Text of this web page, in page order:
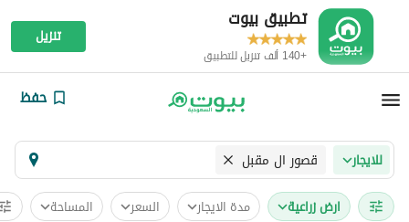
تطبيق بيوت
+140 ألف تنزيل للتطبيق
تنزيل
حفظ
للايجار قصور ال مقبل
ارض زراعية مدة الايجار السعر المساحة